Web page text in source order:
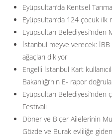
Eyüpsultan’da Kentsel
Eyüpsultan’da 124 çocuk ilk
Eyüpsultan Belediyesi’nden
İstanbul meyve verecek:
ağaçları dikiyor
Engelli İstanbul Kart
Bakanlığı’nın E- rapor
Eyüpsultan Belediyesi’nden
Festivali
Döner ve Biçer Ailelerinin
Gözde ve Burak evliliğe